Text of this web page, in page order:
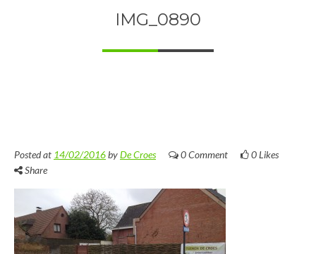
IMG_0890
Posted at 14/02/2016byDe Croes 0 Comment 0Likes
Share